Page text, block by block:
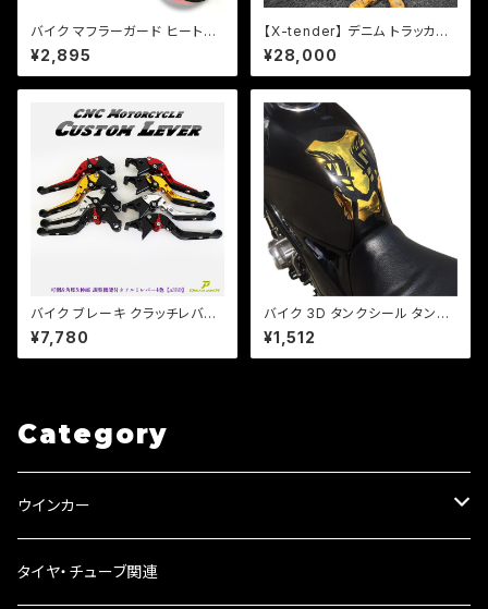
バイク マフラーガード ヒートガ
ード 湾曲タイプ 【ブラック】マフ
ラー 火傷防止 カスタム バンド
取り付けサイズ40〜65mm/a3
¥2,895
【X-tender】 デニム トラッカー
ジャケット 「XR-001」 バイクウ
エア シープスキン 岡山デニム
日本製
¥28,000
バイク ブレーキ クラッチレバー
左右セット ヤマハ カワサキ YZF
XJR ZXR ZZR 他 【a380】 可
倒&角度&伸縮 調整機能付き
¥7,780
バイク 3D タンクシール タンク
パット 汎用 金（3色あり） ソフト
エンブレム/ネイキッド/レプリカ/
タンク傷隠し/ZZR/CB/【クリッ
¥1,512
Category
ウインカー
ウインカーリレー
タイヤ・チューブ関連